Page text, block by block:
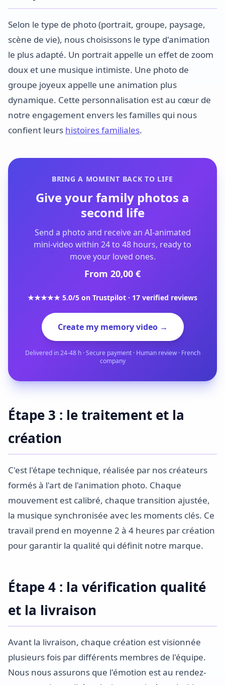
Selon le type de photo (portrait, groupe, paysage,
scène de vie), nous choisissons le type d'animation
le plus adapté. Un portrait appelle un effet de zoom
doux et une musique intimiste. Une photo de
groupe joyeux appelle une animation plus
dynamique. Cette personnalisation est au cœur de
notre engagement envers les familles qui nous
confient leurs histoires familiales.
BRING A MOMENT BACK TO LIFE
Give your family photos a
second life
Send a photo and receive an AI-animated
mini-video within 24 to 48 hours, ready to
move your loved ones.
From 20,00 €
★★★★★ 5.0/5 on Trustpilot · 17 verified reviews
Create my memory video →
Delivered in 24-48 h · Secure payment · Human review · French
company
Étape 3 : le traitement et la
création
C'est l'étape technique, réalisée par nos créateurs
formés à l'art de l'animation photo. Chaque
mouvement est calibré, chaque transition ajustée,
la musique synchronisée avec les moments clés. Ce
travail prend en moyenne 2 à 4 heures par création
pour garantir la qualité qui définit notre marque.
Étape 4 : la vérification qualité
et la livraison
Avant la livraison, chaque création est visionnée
plusieurs fois par différents membres de l'équipe.
Nous nous assurons que l'émotion est au rendez-